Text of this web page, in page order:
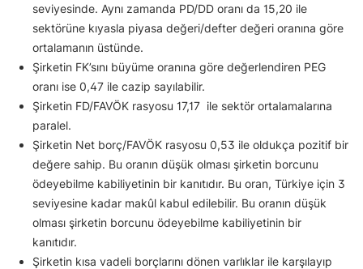
seviyesinde. Aynı zamanda PD/DD oranı da 15,20 ile
sektörüne kıyasla piyasa değeri/defter değeri oranına göre
ortalamanın üstünde.
Şirketin FK’sını büyüme oranına göre değerlendiren PEG
oranı ise 0,47 ile cazip sayılabilir.
Şirketin FD/FAVÖK rasyosu 17,17 ile sektör ortalamalarına
paralel.
Şirketin Net borç/FAVÖK rasyosu 0,53 ile oldukça pozitif bir
değere sahip. Bu oranın düşük olması şirketin borcunu
ödeyebilme kabiliyetinin bir kanıtıdır. Bu oran, Türkiye için 3
seviyesine kadar makûl kabul edilebilir. Bu oranın düşük
olması şirketin borcunu ödeyebilme kabiliyetinin bir
kanıtıdır.
Şirketin kısa vadeli borçlarını dönen varlıklar ile karşılayıp